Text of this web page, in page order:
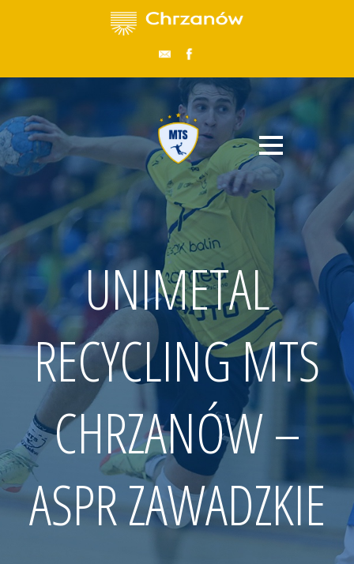
UNIMETAL
RECYCLING MTS
CHRZANÓW –
ASPR ZAWADZKIE